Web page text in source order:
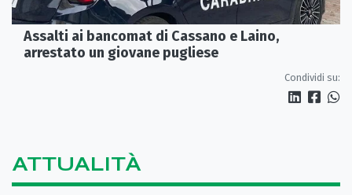
Assalti ai bancomat di Cassano e Laino,
arrestato un giovane pugliese
Condividi su:
ATTUALITÀ